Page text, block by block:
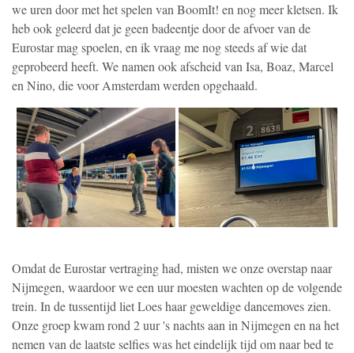
we uren door met het spelen van BoomIt! en nog meer kletsen. Ik
heb ook geleerd dat je geen badeentje door de afvoer van de
Eurostar mag spoelen, en ik vraag me nog steeds af wie dat
geprobeerd heeft. We namen ook afscheid van Isa, Boaz, Marcel
en Nino, die voor Amsterdam werden opgehaald.
Omdat de Eurostar vertraging had, misten we onze overstap naar
Nijmegen, waardoor we een uur moesten wachten op de volgende
trein. In de tussentijd liet Loes haar geweldige dancemoves zien.
Onze groep kwam rond 2 uur 's nachts aan in Nijmegen en na het
nemen van de laatste selfies was het eindelijk tijd om naar bed te